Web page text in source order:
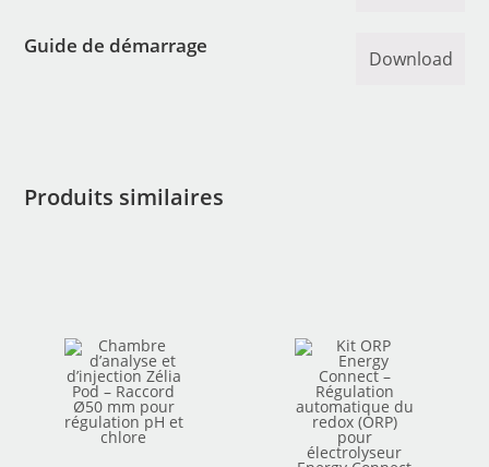
Guide de démarrage
Download
Produits similaires